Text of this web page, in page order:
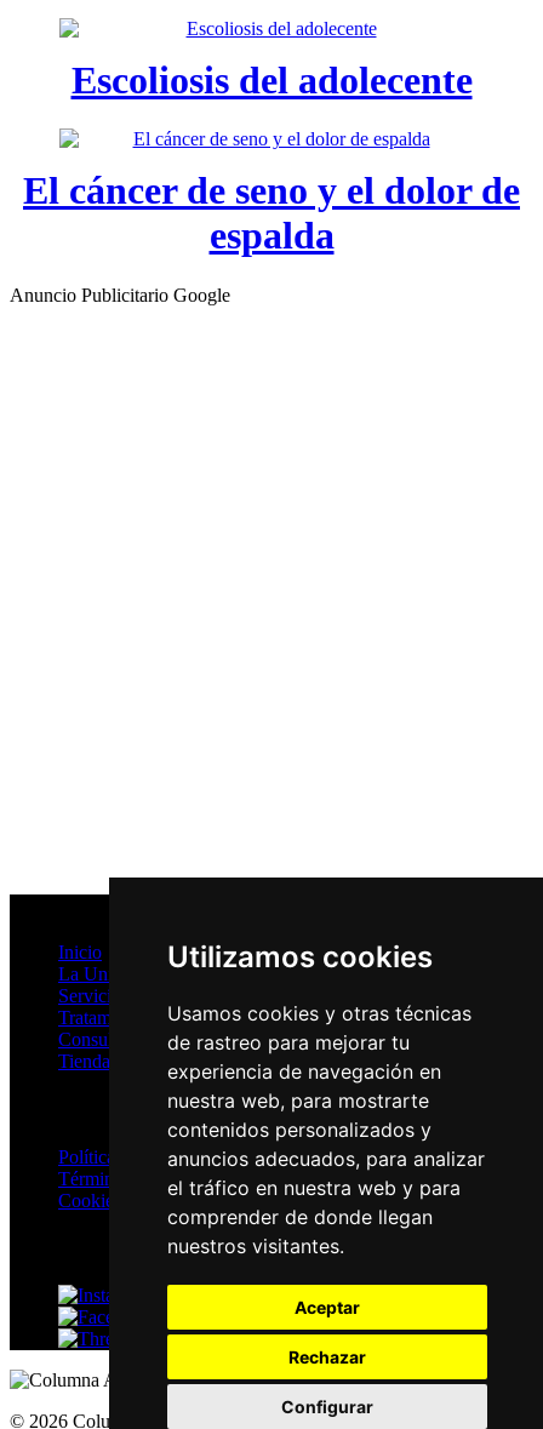
Utilizamos cookies
Usamos cookies y otras técnicas
de rastreo para mejorar tu
experiencia de navegación en
nuestra web, para mostrarte
contenidos personalizados y
anuncios adecuados, para analizar
el tráfico en nuestra web y para
comprender de donde llegan
nuestros visitantes.
Aceptar
Rechazar
Configurar
Escoliosis del adolecente
El cáncer de seno y el dolor de
espalda
Anuncio Publicitario Google
Inicio
La Unidad
Servicios
Tratamientos
Consultas Online
Tienda
Política de Privacidad
Términos y Condiciones
Cookies
Threads
© 2026 ColumnaActiva.com | Todos los derechos reservados |